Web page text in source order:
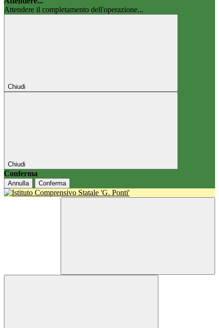
Attendere il completamento dell'operazione...
Chiudi
Chiudi
Conferma
Annulla Conferma